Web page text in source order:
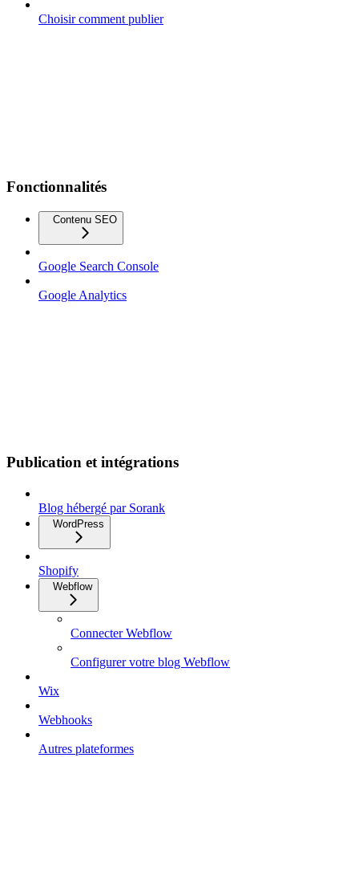
Choisir comment publier
Fonctionnalités
Contenu SEO
Google Search Console
Google Analytics
Publication et intégrations
Blog hébergé par Sorank
WordPress
Shopify
Webflow
Connecter Webflow
Configurer votre blog Webflow
Wix
Webhooks
Autres plateformes